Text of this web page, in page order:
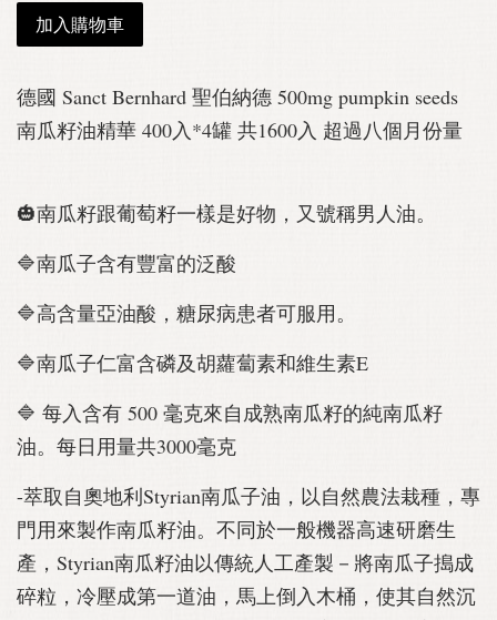
加入購物車
德國 Sanct Bernhard 聖伯納德 500mg pumpkin seeds
南瓜籽油精華 400入*4罐 共1600入 超過八個月份量
🎃南瓜籽跟葡萄籽一樣是好物，又號稱男人油。
🔷南瓜子含有豐富的泛酸
🔷高含量亞油酸，糖尿病患者可服用。
🔷南瓜子仁富含磷及胡蘿蔔素和維生素E
🔷 每入含有 500 毫克來自成熟南瓜籽的純南瓜籽
油。每日用量共3000毫克
-萃取自奧地利Styrian南瓜子油，以自然農法栽種，專
門用來製作南瓜籽油。不同於一般機器高速研磨生
產，Styrian南瓜籽油以傳統人工產製－將南瓜子搗成
碎粒，冷壓成第一道油，馬上倒入木桶，使其自然沉